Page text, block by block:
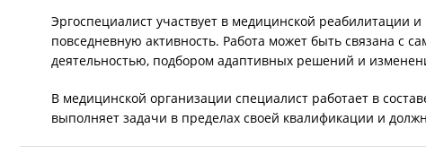
Эргоспециалист участвует в медицинской реабилитации
повседневную активность. Работа может быть связана с
деятельностью, подбором адаптивных решений и
В медицинской организации специалист работает в
выполняет задачи в пределах своей квалификации и